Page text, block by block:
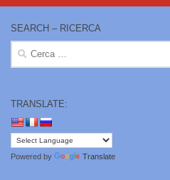
SEARCH – RICERCA
Ricerca
TRANSLATE:
Powered by Translate